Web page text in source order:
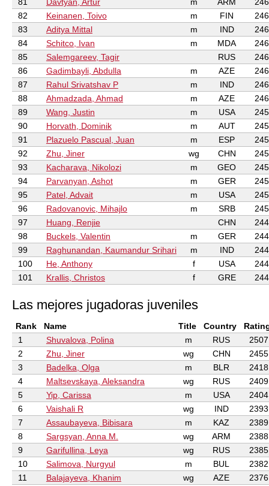
82
Keinanen, Toivo m FIN
83
Aditya Mittal m IND
84
Schitco, Ivan m MDA
85
Salemgareev, Tagir RUS
86
Gadimbayli, Abdulla m AZE
87
Rahul Srivatshav P m IND
88
Ahmadzada, Ahmad m AZE
89
Wang, Justin m USA
90
Horvath, Dominik m AUT
91
Plazuelo Pascual, Juan m ESP
92
Zhu, Jiner wg CHN
93
Kacharava, Nikolozi m GEO
94
Parvanyan, Ashot m GER
95
Patel, Advait m USA
96
Radovanovic, Mihajlo m SRB
97
Huang, Renjie CHN
98
Buckels, Valentin m GER
99
Raghunandan, Kaumandur Srihari m IND
100
He, Anthony f USA
101
Krallis, Christos f GRE
Las mejores jugadoras juveniles
Rank Name Title Country
1
Shuvalova, Polina m RUS
2507
2
Zhu, Jiner wg CHN
2455
3
Badelka, Olga m BLR
2418
4
Maltsevskaya, Aleksandra wg RUS
2409
5
Yip, Carissa m USA
2404
6
Vaishali R wg IND
2393
7
Assaubayeva, Bibisara m KAZ
2389
8
Sargsyan, Anna M. wg ARM
2388
9
Garifullina, Leya wg RUS
2385
10
Salimova, Nurgyul m BUL
2382
11
Balajayeva, Khanim wg AZE
2376